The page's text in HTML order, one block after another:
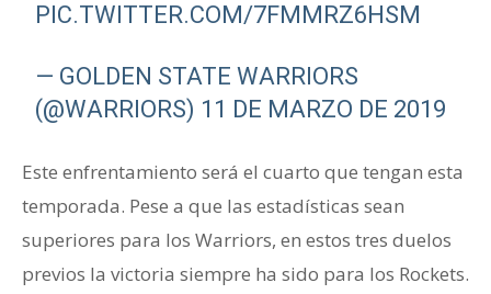
PIC.TWITTER.COM/7FMMRZ6HSM
— GOLDEN STATE WARRIORS
(@WARRIORS) 11 DE MARZO DE 2019
Este enfrentamiento será el cuarto que tengan esta
temporada. Pese a que las estadísticas sean
superiores para los Warriors, en estos tres duelos
previos la victoria siempre ha sido para los Rockets.